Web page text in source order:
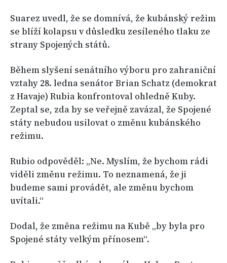
Suarez uvedl, že se domnívá, že kubánský režim
se blíží kolapsu v důsledku zesíleného tlaku ze
strany Spojených států.
Během slyšení senátního výboru pro zahraniční
vztahy 28. ledna senátor Brian Schatz (demokrat
z Havaje) Rubia konfrontoval ohledně Kuby.
Zeptal se, zda by se veřejně zavázal, že Spojené
státy nebudou usilovat o změnu kubánského
režimu.
Rubio odpověděl: „Ne. Myslím, že bychom rádi
viděli změnu režimu. To neznamená, že ji
budeme sami provádět, ale změnu bychom
uvítali.“
Dodal, že změna režimu na Kubě „by byla pro
Spojené státy velkým přínosem“.